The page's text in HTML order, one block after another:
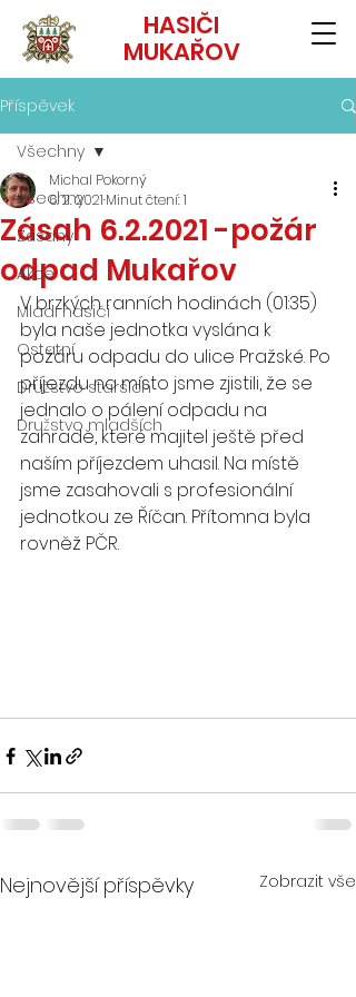
HASIČI
MUKAŘOV
Příspěvek
Všechny
Zásahy
Akce
Mladí hasiči
Ostatní
Družstvo starších
Družstvo mladších
Všechny
Zásah 6.2.2021 -požár
odpad Mukařov
Michal Pokorný
6. 2. 2021 Minut čtení: 1
V brzkých ranních hodinách (01:35)
byla naše jednotka vyslána k
požáru odpadu do ulice Pražské. Po
příjezdu na místo jsme zjistili, že se
jednalo o pálení odpadu na
zahradě, které majitel ještě před
naším příjezdem uhasil. Na místě
jsme zasahovali s profesionální
jednotkou ze Říčan. Přítomna byla
rovněž PČR.
Nejnovější příspěvky Zobrazit vše